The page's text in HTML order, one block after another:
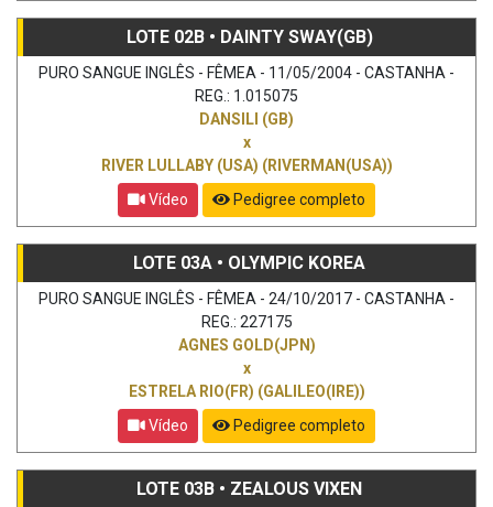
LOTE 02B • DAINTY SWAY(GB)
PURO SANGUE INGLÊS - FÊMEA - 11/05/2004 - CASTANHA -
REG.: 1.015075
DANSILI (GB)
x
RIVER LULLABY (USA) (RIVERMAN(USA))
Vídeo
Pedigree completo
LOTE 03A • OLYMPIC KOREA
PURO SANGUE INGLÊS - FÊMEA - 24/10/2017 - CASTANHA -
REG.: 227175
AGNES GOLD(JPN)
x
ESTRELA RIO(FR) (GALILEO(IRE))
Vídeo
Pedigree completo
LOTE 03B • ZEALOUS VIXEN